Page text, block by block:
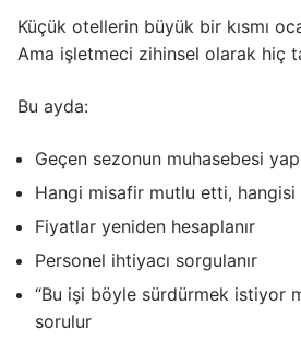
Küçük otellerin büyük bir kısmı
Ama işletmeci zihinsel olarak hiç
Bu ayda:
Geçen sezonun muhasebesi
Hangi misafir mutlu etti,
Fiyatlar yeniden hesaplanır
Personel ihtiyacı sorgulanır
“Bu işi böyle sürdürmek istiyor
sorulur